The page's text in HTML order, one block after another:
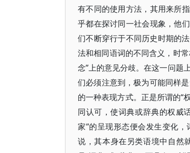
有不同的使用方法，其用来所
乎都在探讨同一社会现象，他
们不断穿行于不同历史时期的
法和相同语词的不同含义，时
念”上的意见分歧。在这一问题
们必须注意到，极为可能同样
的一种表现方式。正是所谓的“
同认可，使词典或辞典的权威
家”的呈现形态便会发生变化
说，其本身在另类语境中自然